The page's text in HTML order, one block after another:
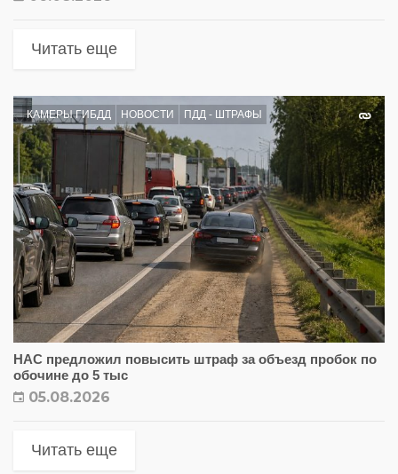
Читать еще
КАМЕРЫ ГИБДД НОВОСТИ ПДД - ШТРАФЫ
НАС предложил повысить штраф за объезд пробок по
обочине до 5 тыс
05.08.2026
Читать еще